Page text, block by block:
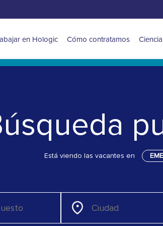
en Hologic Cómo contratamos
Está viendo las vacantes en